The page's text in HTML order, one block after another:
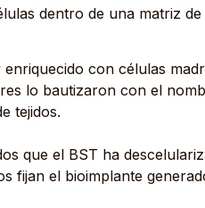
dentro de una matriz
con células
lo bautizaron con el
tejidos.
que el BST ha
fijan el bioimplante